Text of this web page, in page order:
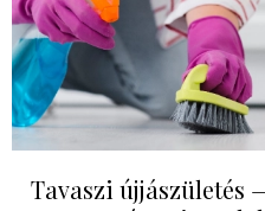
Tavaszi újjászületés